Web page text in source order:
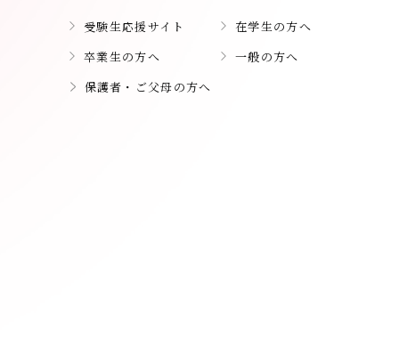
受験生応援サイト
在学生の方へ
卒業生の方へ
一般の方へ
保護者・ご父母の方へ